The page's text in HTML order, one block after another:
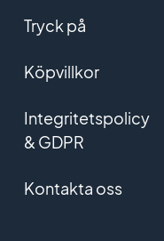
Tryck på
Köpvillkor
Integritetspolicy
& GDPR
Kontakta oss